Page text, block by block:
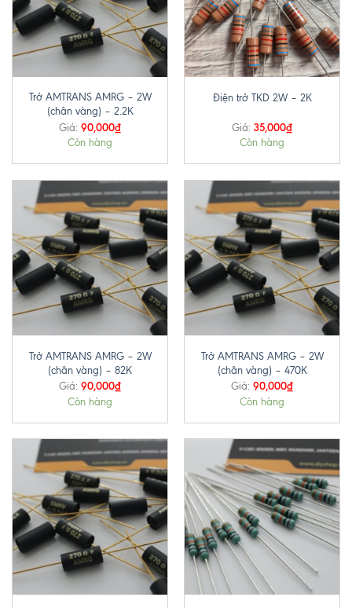
Trở AMTRANS AMRG – 2W
(chân vàng) – 2.2K
Giá: 90,000₫
Còn hàng
Điện trở TKD 2W – 2K
Giá: 35,000₫
Còn hàng
Trở AMTRANS AMRG – 2W
(chân vàng) – 82K
Giá: 90,000₫
Còn hàng
Trở AMTRANS AMRG – 2W
(chân vàng) – 470K
Giá: 90,000₫
Còn hàng